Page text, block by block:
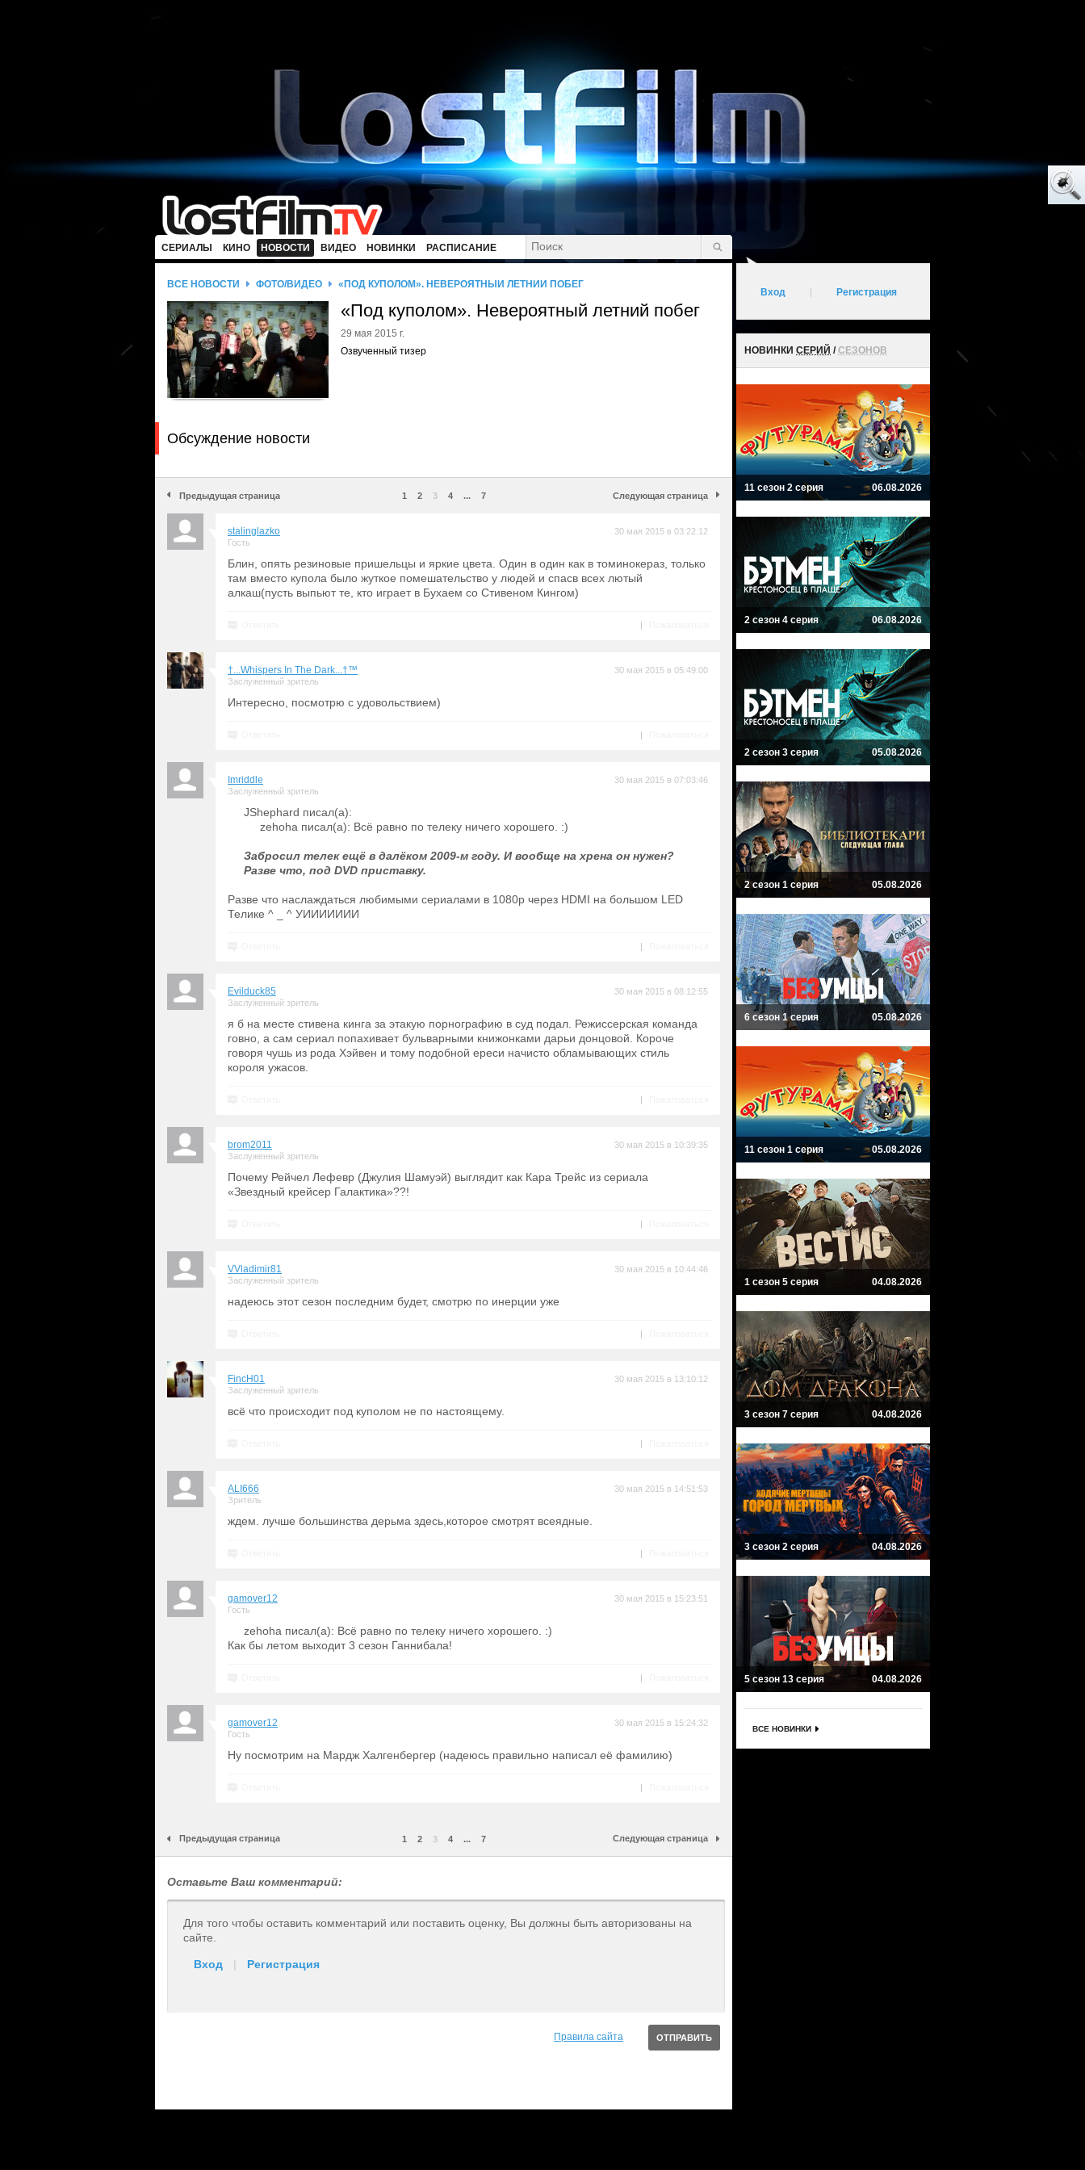
СЕРИАЛЫ КИНО НОВОСТИ ВИДЕО НОВИНКИ РАСПИСАНИЕ
ВСЕ НОВОСТИ ФОТО/ВИДЕО «ПОД КУПОЛОМ». НЕВЕРОЯТНЫЙ ЛЕТНИЙ ПОБЕГ
«Под куполом». Невероятный летний побег
29 мая 2015 г.
Озвученный тизер
Обсуждение новости
Предыдущая страница 1 2 3 4 ... 7 Следующая страница
stalinglazko
Гость
30 мая 2015 в 03:22:12
Блин, опять резиновые пришельцы и яркие цвета. Один в один как в томинокераз, только
там вместо купола было жуткое помешательство у людей и спасв всех лютый
алкаш(пусть выпьют те, кто играет в Бухаем со Стивеном Кингом)
|
†...Whispers In The Dark...†™
Заслуженный зритель
30 мая 2015 в 05:49:00
Интересно, посмотрю с удовольствием)
|
Imriddle
Заслуженный зритель
30 мая 2015 в 07:03:46
JShephard писал(а):
zehoha писал(а): Всё равно по телеку ничего хорошего. :)
Забросил телек ещё в далёком 2009-м году. И вообще на хрена он нужен?
Разве что, под DVD приставку.
Разве что наслаждаться любимыми сериалами в 1080p через HDMI на большом LED
Телике ^ _ ^ УИИИИИИИ
|
Evilduck85
Заслуженный зритель
30 мая 2015 в 08:12:55
я б на месте стивена кинга за этакую порнографию в суд подал. Режиссерская команда
говно, а сам сериал попахивает бульварными книжонками дарьи донцовой. Короче
говоря чушь из рода Хэйвен и тому подобной ереси начисто обламывающих стиль
короля ужасов.
|
brom2011
Заслуженный зритель
30 мая 2015 в 10:39:35
Почему Рейчел Лефевр (Джулия Шамуэй) выглядит как Кара Трейс из сериала
«Звездный крейсер Галактика»??!
|
VVladimir81
Заслуженный зритель
30 мая 2015 в 10:44:46
надеюсь этот сезон последним будет, смотрю по инерции уже
|
FincH01
Заслуженный зритель
30 мая 2015 в 13:10:12
всё что происходит под куполом не по настоящему.
|
ALI666
Зритель
30 мая 2015 в 14:51:53
ждем. лучше большинства дерьма здесь,которое смотрят всеядные.
|
gamover12
Гость
30 мая 2015 в 15:23:51
zehoha писал(а): Всё равно по телеку ничего хорошего. :)
Как бы летом выходит 3 сезон Ганнибала!
|
gamover12
Гость
30 мая 2015 в 15:24:32
Ну посмотрим на Мардж Халгенбергер (надеюсь правильно написал её фамилию)
|
Предыдущая страница 1 2 3 4 ... 7 Следующая страница
Оставьте Ваш комментарий:
Для того чтобы оставить комментарий или поставить оценку, Вы должны быть авторизованы на
сайте.
Вход | Регистрация
Правила сайта
Вход Регистрация
НОВИНКИ СЕРИЙ /СЕЗОНОВ
11 сезон 2 серия 06.08.2026
2 сезон 4 серия 06.08.2026
2 сезон 3 серия 05.08.2026
2 сезон 1 серия 05.08.2026
6 сезон 1 серия 05.08.2026
11 сезон 1 серия 05.08.2026
1 сезон 5 серия 04.08.2026
3 сезон 7 серия 04.08.2026
3 сезон 2 серия 04.08.2026
5 сезон 13 серия 04.08.2026
ВСЕ НОВИНКИ